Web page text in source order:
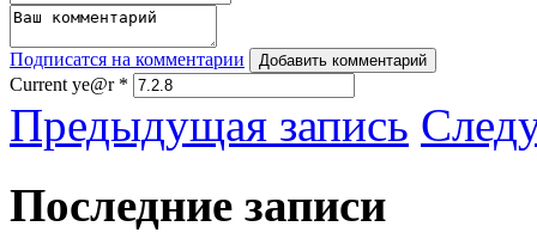
Подписатся на комментарии Добавить комментарий
Current ye@r *
Предыдущая запись
Последние записи